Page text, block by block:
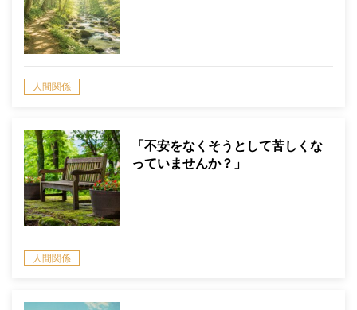
人間関係
「不安をなくそうとして苦しくな
っていませんか？」
人間関係